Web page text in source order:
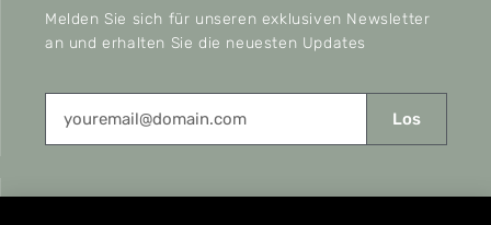
Melden Sie sich für unseren exklusiven Newsletter
an und erhalten Sie die neuesten Updates
Los
CONNECT